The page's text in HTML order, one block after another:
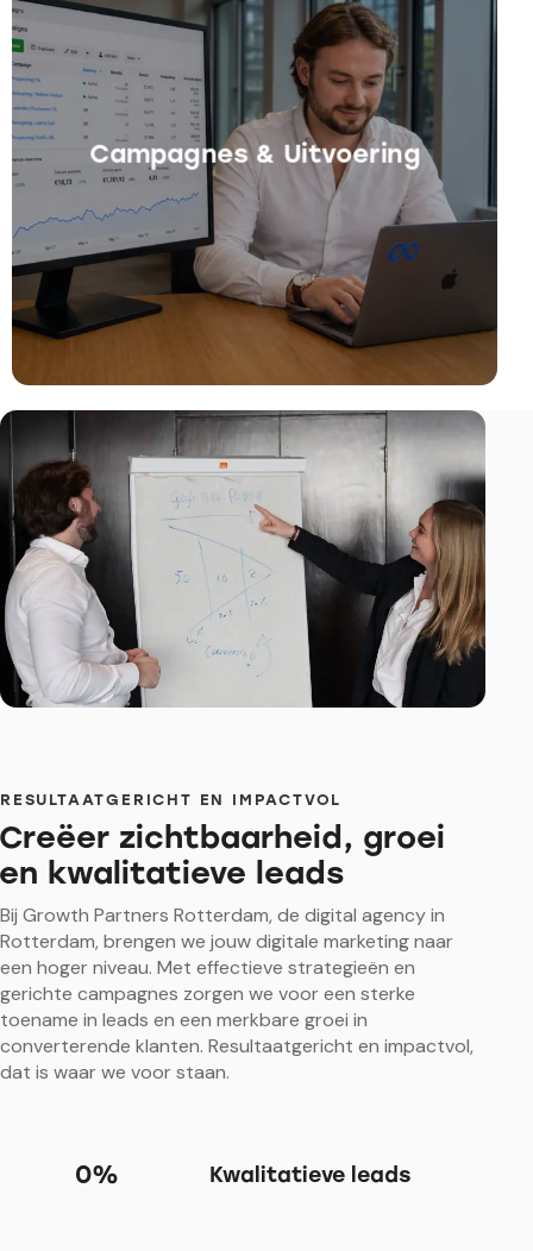
Campagnes & Uitvoering
RESULTAATGERICHT EN IMPACTVOL
Creëer zichtbaarheid, groei
en kwalitatieve leads
Bij Growth Partners Rotterdam, de digital agency in
Rotterdam, brengen we jouw digitale marketing naar
een hoger niveau. Met effectieve strategieën en
gerichte campagnes zorgen we voor een sterke
toename in leads en een merkbare groei in
converterende klanten. Resultaatgericht en impactvol,
dat is waar we voor staan.
0% Kwalitatieve leads